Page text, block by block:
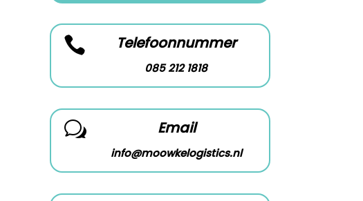
 Telefoonnummer
085 212 1818
w Email
info@moowkelogistics.nl